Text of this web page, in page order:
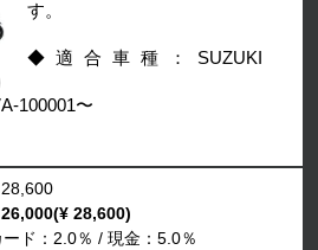
す。
◆適合車種：SUZUKI
100001〜
28,600)
ード：2.0％ / 現金：5.0％